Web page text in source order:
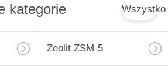
kategorie Wszystko
Zeolit ​​ZSM-5